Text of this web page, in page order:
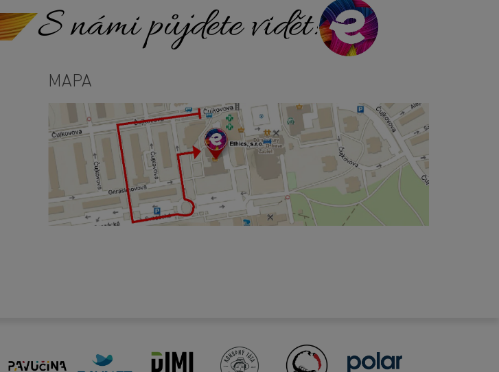
S námi půjdete vidět!
MAPA